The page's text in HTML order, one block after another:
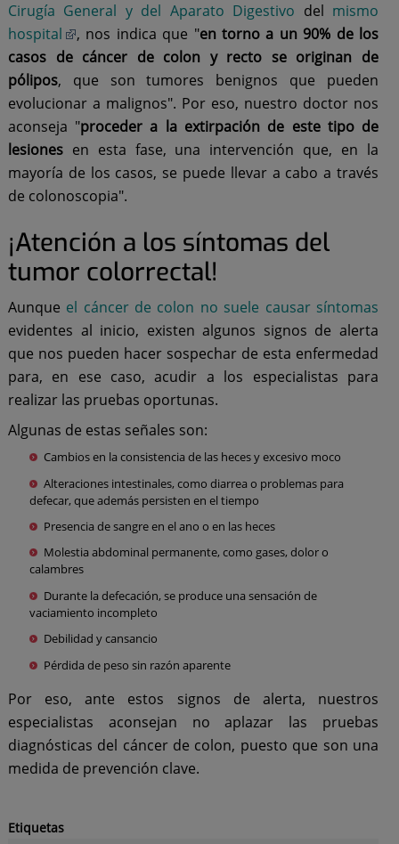
Cirugía General y del Aparato Digestivo del mismo
hospital
, nos indica que "en torno a un 90% de los
casos de cáncer de colon y recto se originan de
pólipos, que son tumores benignos que pueden
evolucionar a malignos". Por eso, nuestro doctor nos
aconseja "proceder a la extirpación de este tipo de
lesionesen esta fase, una intervención que, en la
mayoría de los casos, se puede llevar a cabo a través
de colonoscopia".
¡Atención a los síntomas del
tumor colorrectal!
Aunque el cáncer de colon no suele causar síntomas
evidentes al inicio, existen algunos signos de alerta
que nos pueden hacer sospechar de esta enfermedad
para, en ese caso, acudir a los especialistas para
realizar las pruebas oportunas.
Algunas de estas señales son:
Cambios en la consistencia de las heces y excesivo moco
Alteraciones intestinales, como diarrea o problemas para
defecar, que además persisten en el tiempo
Presencia de sangre en el ano o en las heces
Molestia abdominal permanente, como gases, dolor o
calambres
Durante la defecación, se produce una sensación de
vaciamiento incompleto
Debilidad y cansancio
Pérdida de peso sin razón aparente
Por eso, ante estos signos de alerta, nuestros
especialistas aconsejan no aplazar las pruebas
diagnósticas del cáncer de colon, puesto que son una
medida de prevención clave.
Etiquetas